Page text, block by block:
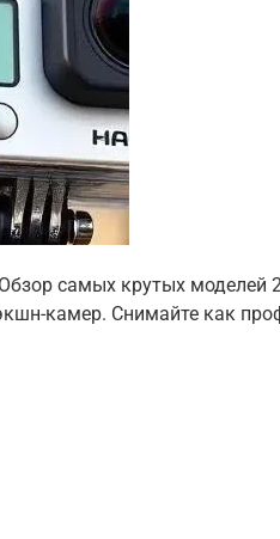
самых крутых моделей
камер. Снимайте как